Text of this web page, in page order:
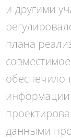
и другими
плана
обеспечило
информации
данными